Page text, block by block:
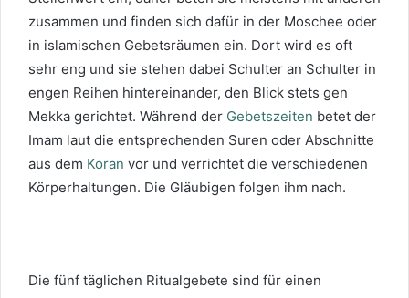
zusammen und finden sich dafür in der Moschee oder
in islamischen Gebetsräumen ein. Dort wird es oft
sehr eng und sie stehen dabei Schulter an Schulter in
engen Reihen hintereinander, den Blick stets gen
Mekka gerichtet. Während der Gebetszeiten betet der
Imam laut die entsprechenden Suren oder Abschnitte
aus dem Koran vor und verrichtet die verschiedenen
Körperhaltungen. Die Gläubigen folgen ihm nach.
Die fünf täglichen Ritualgebete sind für einen